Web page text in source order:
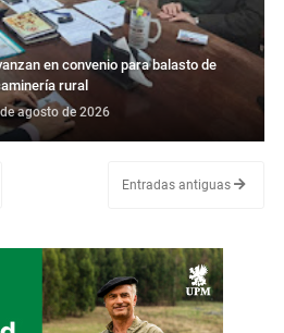
en convenio para balasto de
rural
agosto de 2026
Entradas antiguas